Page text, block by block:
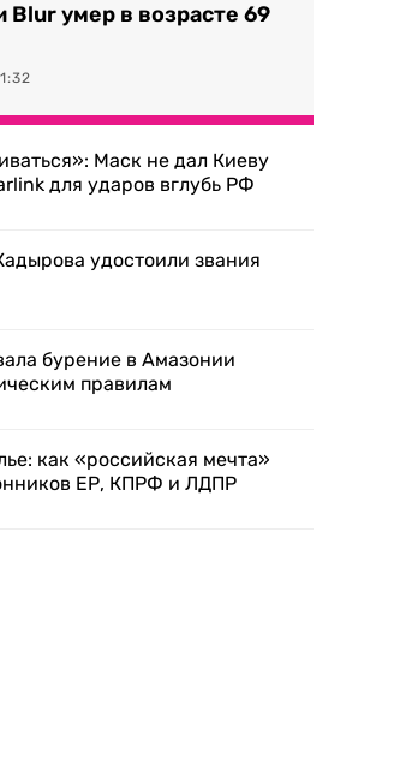
Blur умер в возрасте 69
Маск не дал Киеву
для ударов вглубь РФ
удостоили звания
бурение в Амазонии
правилам
как «российская мечта»
ЕР, КПРФ и ЛДПР